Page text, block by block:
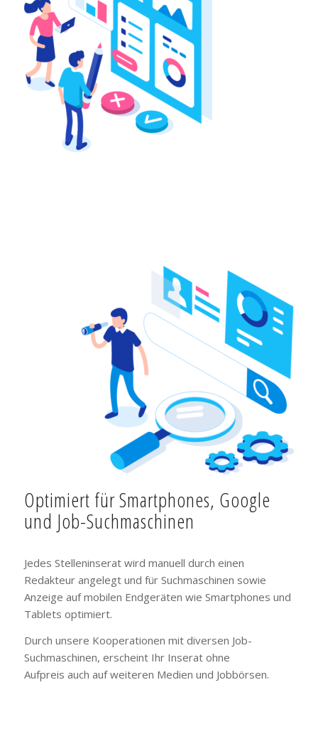
Optimiert für Smartphones, Google
und Job-Suchmaschinen
Jedes Stelleninserat wird manuell durch einen
Redakteur angelegt und für Suchmaschinen sowie
Anzeige auf mobilen Endgeräten wie Smartphones und
Tablets optimiert.
Durch unsere Kooperationen mit diversen Job-
Suchmaschinen, erscheint Ihr Inserat ohne
Aufpreis auch auf weiteren Medien und Jobbörsen.